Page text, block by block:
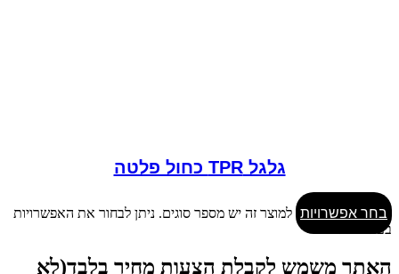
גלגל TPR כחול פלטה
בחר אפשרויות למוצר זה יש מספר סוגים. ניתן לבחור את האפשרויות
בעמוד המוצר
האתר משמש לקבלת הצעות מחיר בלבד(לא